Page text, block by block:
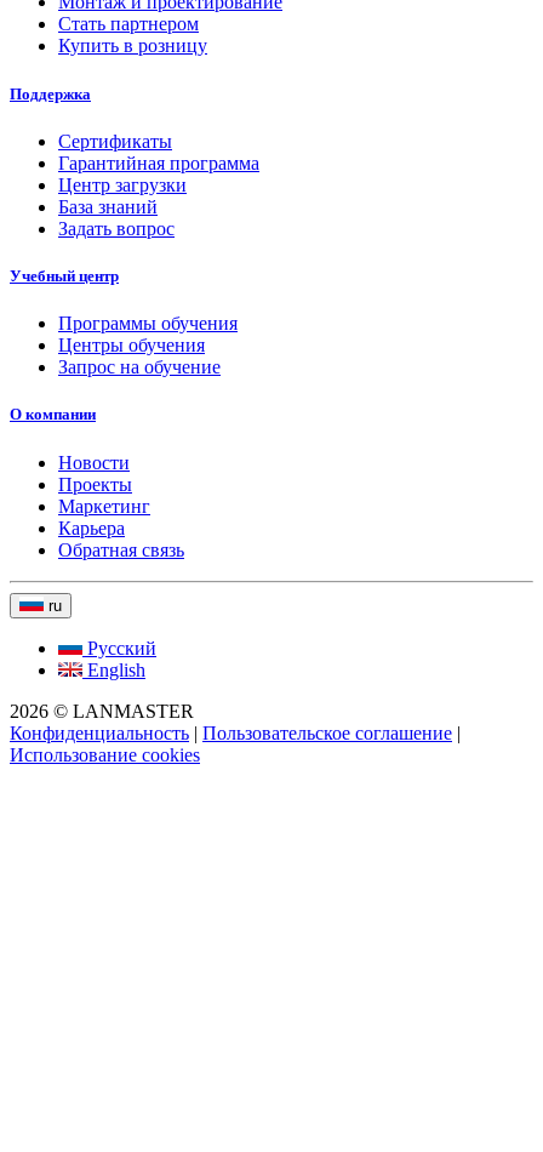
Стать партнером
Купить в розницу
Поддержка
Сертификаты
Гарантийная программа
Центр загрузки
База знаний
Задать вопрос
Учебный центр
Программы обучения
Центры обучения
Запрос на обучение
О компании
Новости
Проекты
Маркетинг
Карьера
Обратная связь
ru
Русский
English
2026 © LANMASTER
Конфиденциальность | Пользовательское соглашение |
Использование cookies